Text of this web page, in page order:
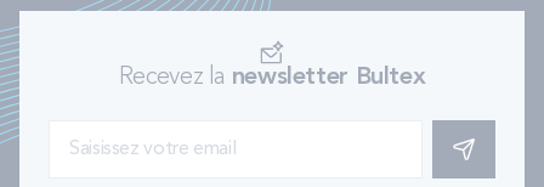
Recevez la newsletter Bultex
S'INSCRIRE